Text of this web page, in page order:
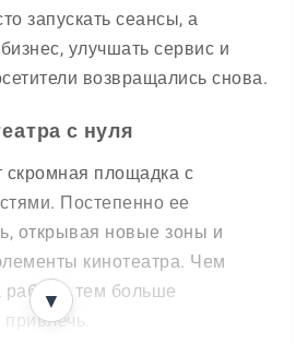
запускать сеансы, а
улучшать сервис и
возвращались снова.
с нуля
скромная площадка с
Постепенно ее
открывая новые зоны и
кинотеатра. Чем
тем больше
▼